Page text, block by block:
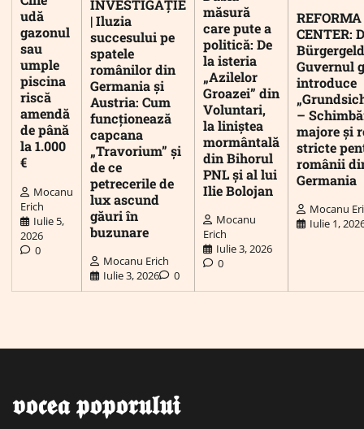
udă
gazonul
sau
umple
piscina
riscă
amendă
de până
la 1.000
€
Mocanu
Erich
Iulie 5,
2026
0
INVESTIGAȚIE
| Iluzia
succesului pe
spatele
românilor din
Germania și
Austria: Cum
funcționează
capcana
„Travorium” și
de ce
petrecerile de
lux ascund
găuri în
buzunare
Mocanu Erich
Iulie 3, 2026
0
măsură
care pute a
politică: De
la isteria
„Azilelor
Groazei” din
Voluntari,
la liniștea
mormântală
din Bihorul
PNL și al lui
Ilie Bolojan
Mocanu
Erich
Iulie 3, 2026
0
CENTER:
Guvernul
introduce
–
majore și
stricte
românii
Germania
Mocanu
Iulie 1,
𝖛𝖔𝖈𝖊𝖆 𝖕𝖔𝖕𝖔𝖗𝖚𝖑𝖚𝖎